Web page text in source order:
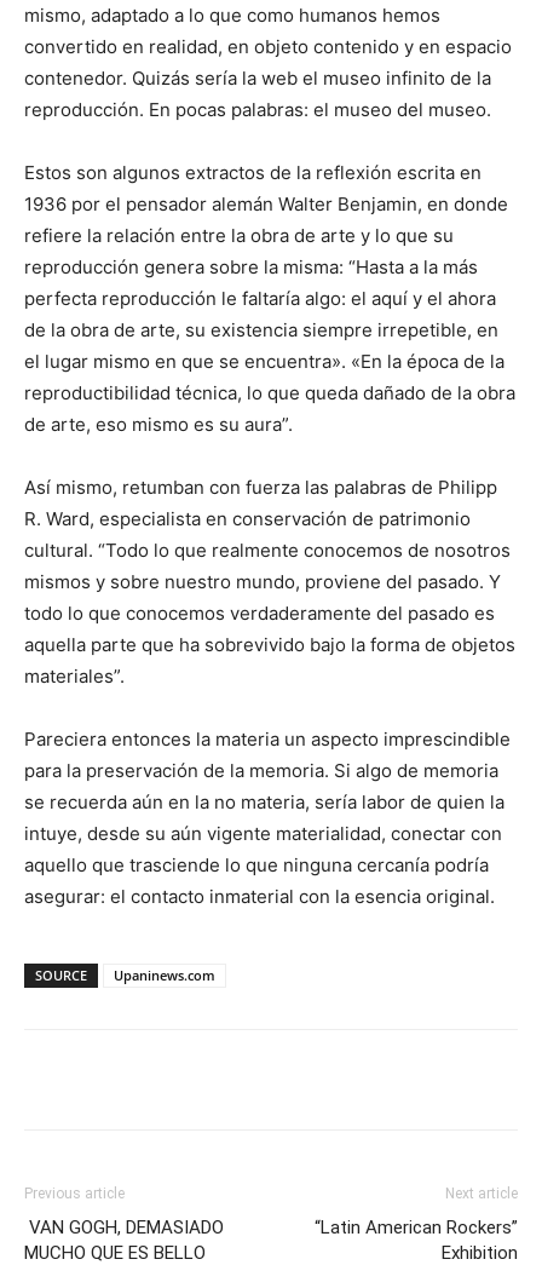
mismo, adaptado a lo que como humanos hemos
convertido en realidad, en objeto contenido y en espacio
contenedor. Quizás sería la web el museo infinito de la
reproducción. En pocas palabras: el museo del museo.
Estos son algunos extractos de la reflexión escrita en
1936 por el pensador alemán Walter Benjamin, en donde
refiere la relación entre la obra de arte y lo que su
reproducción genera sobre la misma: “Hasta a la más
perfecta reproducción le faltaría algo: el aquí y el ahora
de la obra de arte, su existencia siempre irrepetible, en
el lugar mismo en que se encuentra». «En la época de la
reproductibilidad técnica, lo que queda dañado de la obra
de arte, eso mismo es su aura”.
Así mismo, retumban con fuerza las palabras de Philipp
R. Ward, especialista en conservación de patrimonio
cultural. “Todo lo que realmente conocemos de nosotros
mismos y sobre nuestro mundo, proviene del pasado. Y
todo lo que conocemos verdaderamente del pasado es
aquella parte que ha sobrevivido bajo la forma de objetos
materiales”.
Pareciera entonces la materia un aspecto imprescindible
para la preservación de la memoria. Si algo de memoria
se recuerda aún en la no materia, sería labor de quien la
intuye, desde su aún vigente materialidad, conectar con
aquello que trasciende lo que ninguna cercanía podría
asegurar: el contacto inmaterial con la esencia original.
SOURCE Upaninews.com
Previous article
VAN GOGH, DEMASIADO
MUCHO QUE ES BELLO
Next article
“Latin American Rockers”
Exhibition